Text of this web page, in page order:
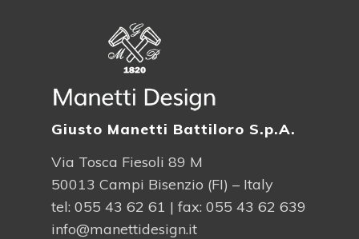
Giusto Manetti Battiloro S.p.A.
Via Tosca Fiesoli 89 M
50013 Campi Bisenzio (FI) – Italy
tel: 055 43 62 61 | fax: 055 43 62 639
info@manettidesign.it